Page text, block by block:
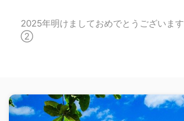
2025年明けましておめでとうございます
②